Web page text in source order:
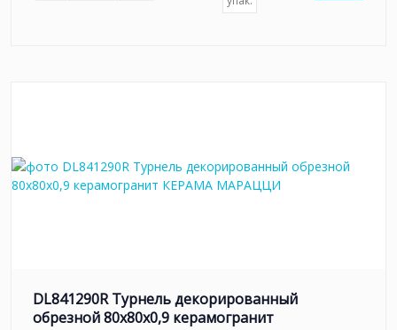
DL841290R Турнель декорированный
обрезной 80x80x0,9 керамогранит